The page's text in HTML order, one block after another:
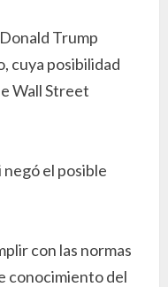
Trump
cuya posibilidad
Wall Street
negó el posible
con las normas
conocimiento del